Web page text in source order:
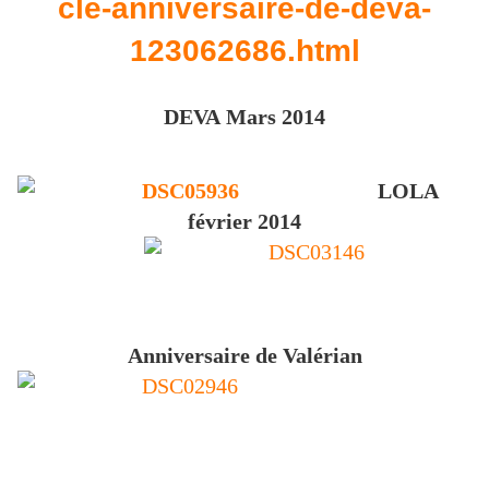
cle-anniversaire-de-deva-
123062686.html
DEVA Mars 2014
LOLA
février 2014
Anniversaire de Valérian